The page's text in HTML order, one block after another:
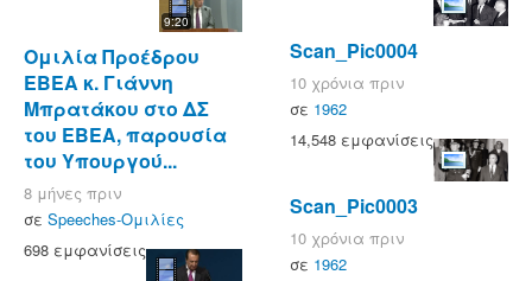
9:20
Ομιλία Προέδρου
ΕΒΕΑ κ. Γιάννη
Μπρατάκου στο ΔΣ
του ΕΒΕΑ, παρουσία
του Υπουργού...
8 μήνες πριν
σε Speeches-Ομιλίες
698 εμφανίσεις
Scan_Pic0004
10 χρόνια πριν
σε 1962
14,548 εμφανίσεις
Scan_Pic0003
10 χρόνια πριν
σε 1962